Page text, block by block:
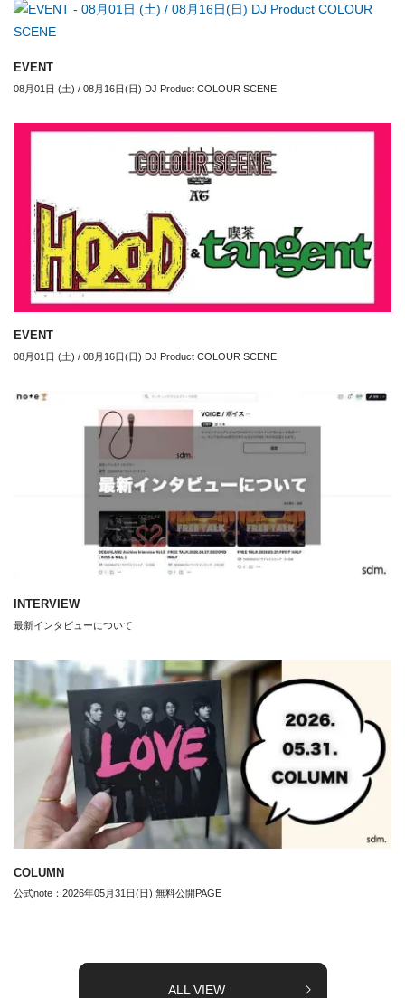
EVENT
08月01日 (土) / 08月16日(日) DJ Product COLOUR SCENE
EVENT
08月01日 (土) / 08月16日(日) DJ Product COLOUR SCENE
INTERVIEW
最新インタビューについて
COLUMN
公式note：2026年05月31日(日) 無料公開PAGE
ALL VIEW